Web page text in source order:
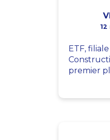
ETF,
premier